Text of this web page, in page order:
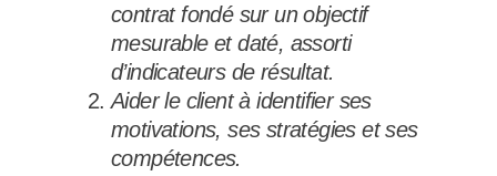
contrat fondé sur un objectif
mesurable et daté, assorti
d’indicateurs de résultat.
Aider le client à identifier ses
motivations, ses stratégies et ses
compétences.